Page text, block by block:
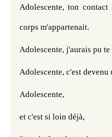
Adolescente, ton
corps m'appartenait.
Adolescente, j'aurais pu
Adolescente, c'est
Adolescente,
et c'est si loin déjà,